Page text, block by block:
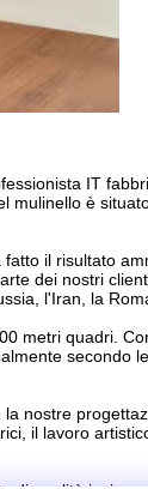
IT
mulinello è
il risultato
dei nostri
l'Iran, la
metri quadri.
secondo
nostre
il lavoro